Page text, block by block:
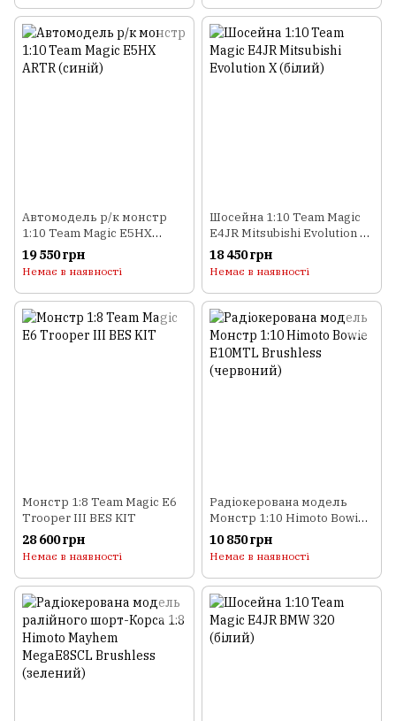
Автомодель р/к монстр
1:10 Team Magic E5HX
ARTR (синій)
19 550 грн
Немає в наявності
Шосейна 1:10 Team Magic
E4JR Mitsubishi Evolution X
(білий)
18 450 грн
Немає в наявності
Монстр 1:8 Team Magic E6
Trooper III BES KIT
28 600 грн
Немає в наявності
Радіокерована модель
Монстр 1:10 Himoto Bowie
E10MTL Brushless
(червоний)
10 850 грн
Немає в наявності